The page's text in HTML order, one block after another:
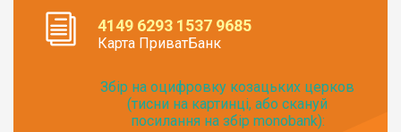
4149 6293 1537 9685
Карта ПриватБанк
Збір на оцифровку козацьких церков
(тисни на картинці, або скануй
посилання на збір monobank):